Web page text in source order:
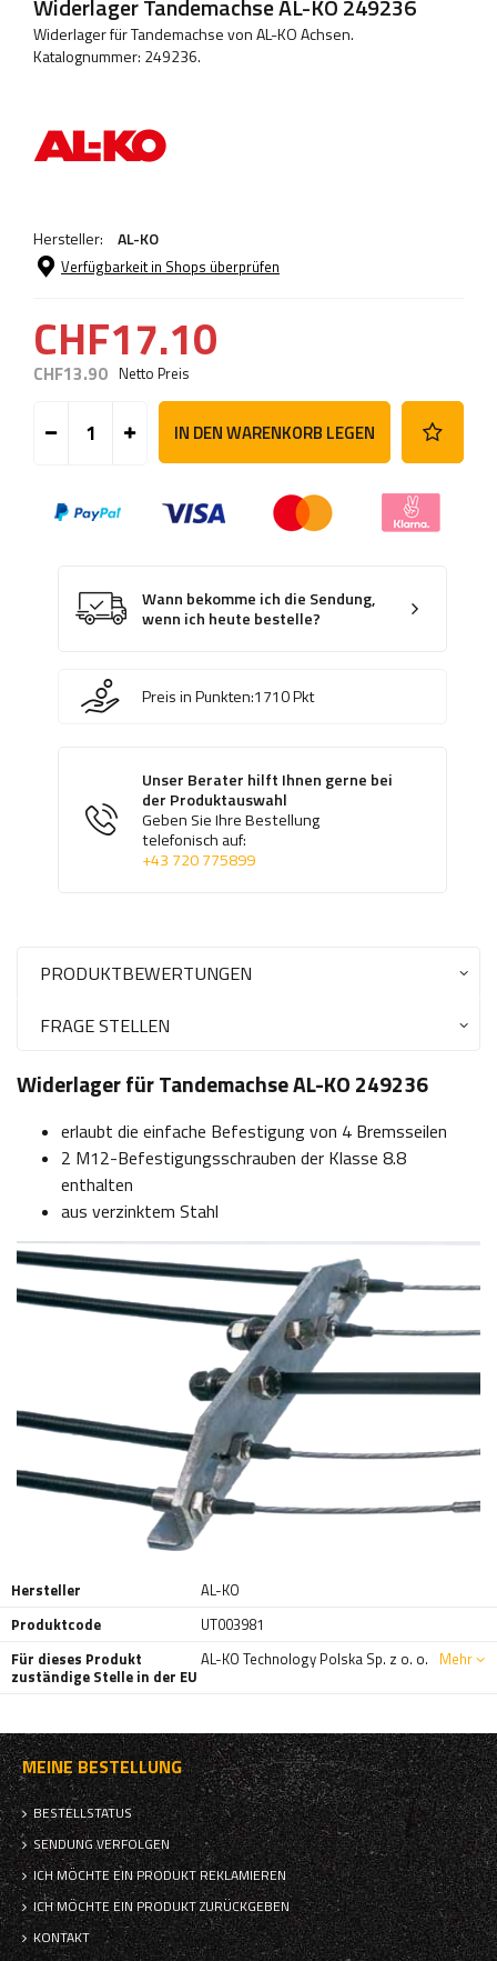
Widerlager Tandemachse AL-KO 249236
Widerlager für Tandemachse von AL-KO Achsen.
Katalognummer: 249236.
Hersteller: AL-KO
Verfügbarkeit in Shops überprüfen
CHF17.10
CHF13.90 Netto Preis
IN DEN WARENKORB LEGEN
Wann bekomme ich die Sendung,
wenn ich heute bestelle?
Preis in Punkten:1710Pkt
Unser Berater hilft Ihnen gerne bei
der Produktauswahl
Geben Sie Ihre Bestellung
telefonisch auf:
+43 720 775899
PRODUKTBEWERTUNGEN
FRAGE STELLEN
Widerlager für Tandemachse AL-KO 249236
erlaubt die einfache Befestigung von 4 Bremsseilen
2 M12-Befestigungsschrauben der Klasse 8.8
enthalten
aus verzinktem Stahl
Hersteller
AL-KO
Produktcode
UT003981
Für dieses Produkt
zuständige Stelle in der EU
AL-KO Technology Polska Sp. z o. o. Mehr
MEINE BESTELLUNG
BESTELLSTATUS
SENDUNG VERFOLGEN
ICH MÖCHTE EIN PRODUKT REKLAMIEREN
ICH MÖCHTE EIN PRODUKT ZURÜCKGEBEN
KONTAKT